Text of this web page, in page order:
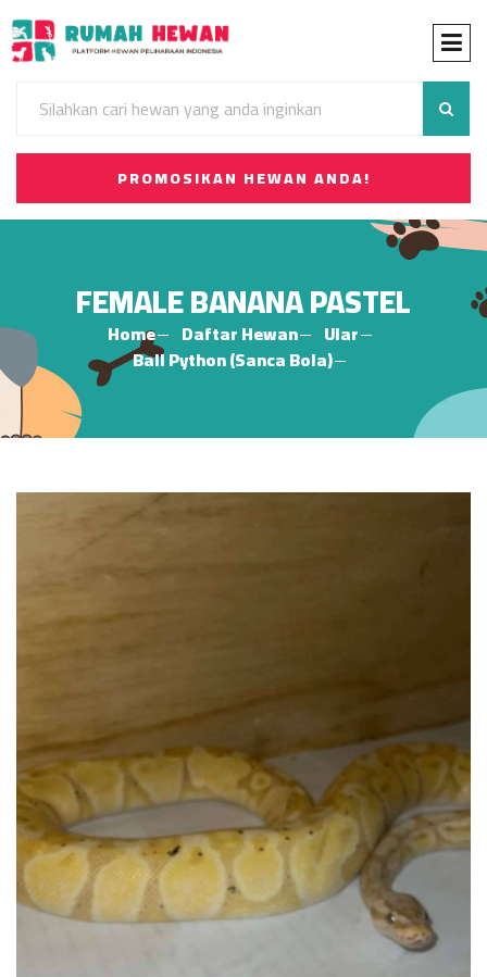
PROMOSIKAN HEWAN ANDA!
FEMALE BANANA PASTEL
Home Daftar Hewan
Ular
Ball Python (Sanca Bola)